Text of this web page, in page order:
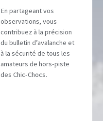
En partageant vos
observations, vous
contribuez à la précision
du bulletin d’avalanche et
à la sécurité de tous les
amateurs de hors-piste
des Chic-Chocs.